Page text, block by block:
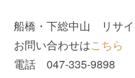
船橋・下総中山 リサ
お問い合わせはこちら
電話 047-335-9898